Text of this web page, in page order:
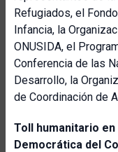
Refugiados, el
Infancia, la
ONUSIDA, el
Conferencia de las
Desarrollo, la
de Coordinación de
Toll humanitario
Democrática del